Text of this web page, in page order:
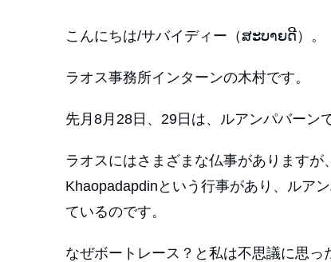
こんにちは/サバイディー（ສະບາຍດີ）。
ラオス事務所インターンの木村です。
先月8月28日、29日は、ルアンパバーン
ラオスにはさまざまな仏事があります
Khaopadapdinという行事があり、ルア
ているのです。
なぜボートレース？と私は不思議に思